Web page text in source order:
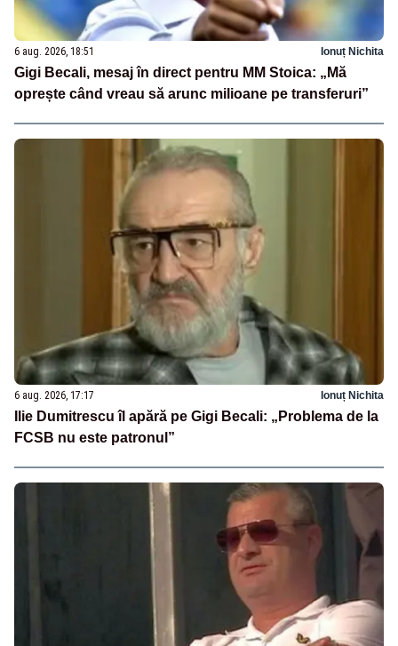
6 aug. 2026, 18:51 Ionuț Nichita
Gigi Becali, mesaj în direct pentru MM Stoica: „Mă
oprește când vreau să arunc milioane pe transferuri”
6 aug. 2026, 17:17 Ionuț Nichita
Ilie Dumitrescu îl apără pe Gigi Becali: „Problema de la
FCSB nu este patronul”